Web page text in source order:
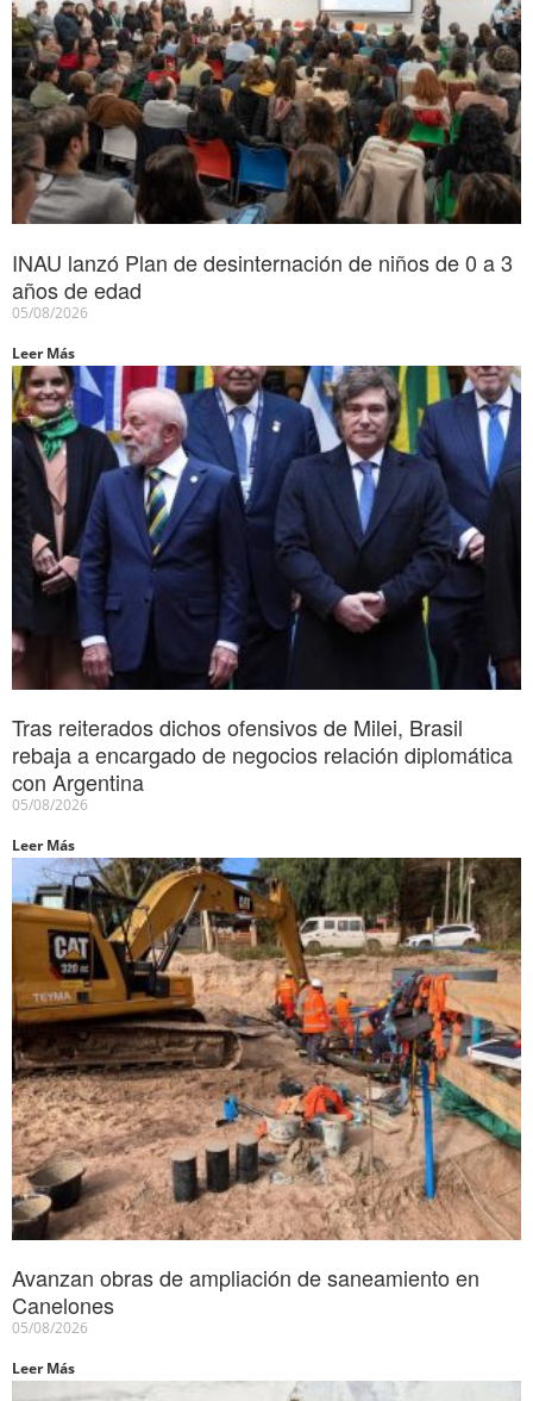
INAU lanzó Plan de desinternación de niños de 0 a 3
años de edad
05/08/2026
Leer Más
Tras reiterados dichos ofensivos de Milei, Brasil
rebaja a encargado de negocios relación diplomática
con Argentina
05/08/2026
Leer Más
Avanzan obras de ampliación de saneamiento en
Canelones
05/08/2026
Leer Más